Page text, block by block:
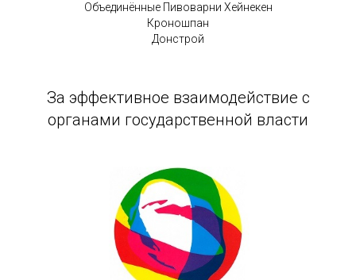
Объединённые Пивоварни Хейнекен
Кроношпан
Донстрой
За эффективное взаимодействие с
органами государственной власти